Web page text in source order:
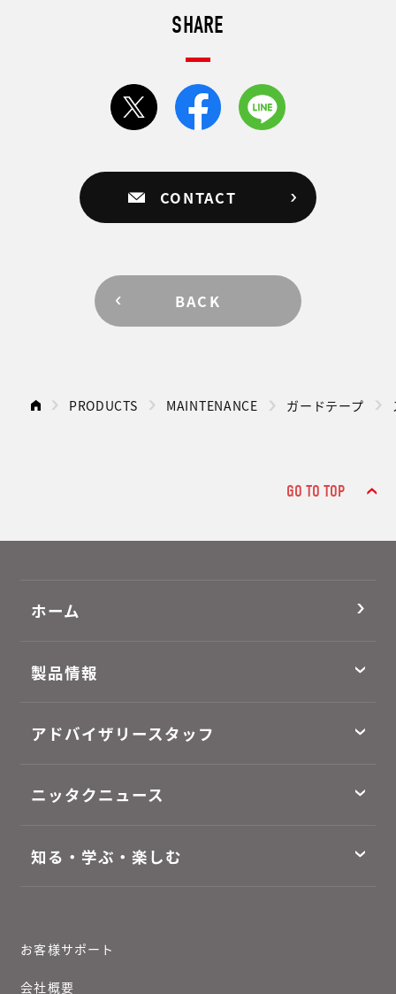
SHARE
CONTACT
BACK
PRODUCTS MAINTENANCE ガードテープ
GO TO TOP
ホーム
製品情報
アドバイザリースタッフ
ニッタクニュース
知る・学ぶ・楽しむ
お客様サポート
会社概要